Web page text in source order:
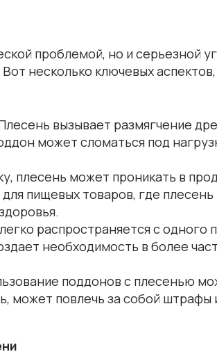
проблемой, но и серьезной
несколько ключевых
вызывает размягчение
может сломаться под
плесень может проникать в
пищевых товаров, где
распространяется с одного
необходимость в более
поддонов с плесенью
может повлечь за собой